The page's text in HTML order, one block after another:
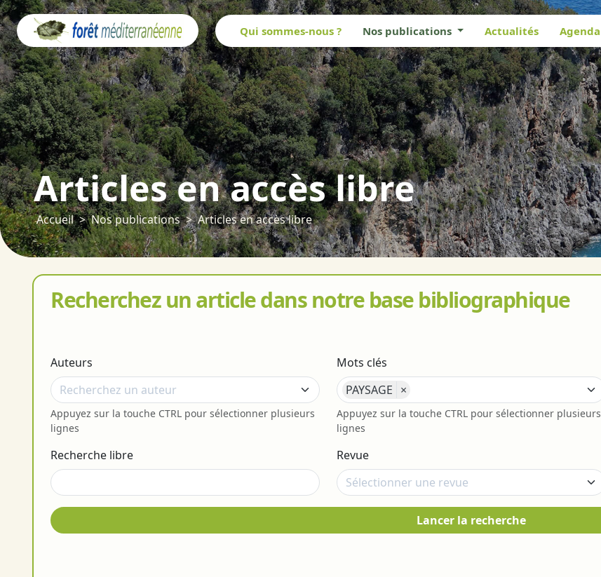
Qui sommes-nous ? Nos publications Actualités Agenda
Articles en accès libre
Accueil Nos publications Articles en accès libre
Recherchez un article dans notre base bibliographique
Auteurs
Appuyez sur la touche CTRL pour sélectionner plusieurs
lignes
Mots clés
PAYSAGE ×
Appuyez sur la touche CTRL pour sélectionner plusieurs
lignes
Recherche libre Revue
Lancer la recherche
Panneau de gestion des cookies